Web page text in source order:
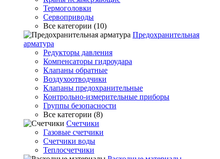
Термоголовки
Сервоприводы
Все категории (10)
Предохранительная
арматура
Редукторы давления
Компенсаторы гидроудара
Клапаны обратные
Воздухоотводчики
Клапаны предохранительные
Контрольно-измерительные приборы
Группы безопасности
Все категории (8)
Счетчики
Газовые счетчики
Счетчики воды
Теплосчетчики